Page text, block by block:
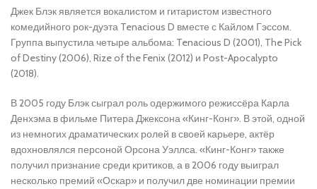
Джек Блэк является вокалистом и гитаристом известного
комедийного рок-дуэта Tenacious D вместе с Кайлом Гэссом.
Группа выпустила четыре альбома: Tenacious D (2001), The Pick
of Destiny (2006), Rize of the Fenix (2012) и Post-Apocalypto
(2018).
В 2005 году Блэк сыграл роль одержимого режиссёра Карла
Денхэма в фильме Питера Джексона «Кинг-Конг». В этой, одной
из немногих драматических ролей в своей карьере, актёр
вдохновлялся персоной Орсона Уэллса. «Кинг-Конг» также
получил признание среди критиков, а в 2006 году выиграл
несколько премий «Оскар» и получил две номинации премии